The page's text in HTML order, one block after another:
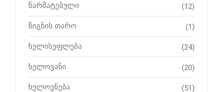
წარმატებული (12)
წიგნის თარო (1)
ხელისუფლება (24)
ხელოვანი (20)
ხელოვნება (51)